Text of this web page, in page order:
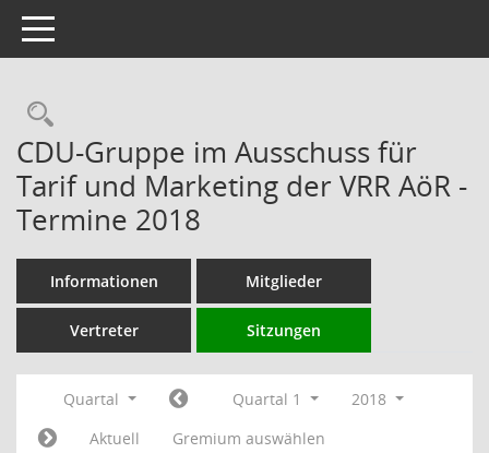
Toggle navigation
Rechercheauswahl
CDU-Gruppe im Ausschuss für
Tarif und Marketing der VRR AöR -
Termine 2018
Informationen Mitglieder
Vertreter Sitzungen
Quartal Quartal 1
2018
Aktuell
Gremium auswählen